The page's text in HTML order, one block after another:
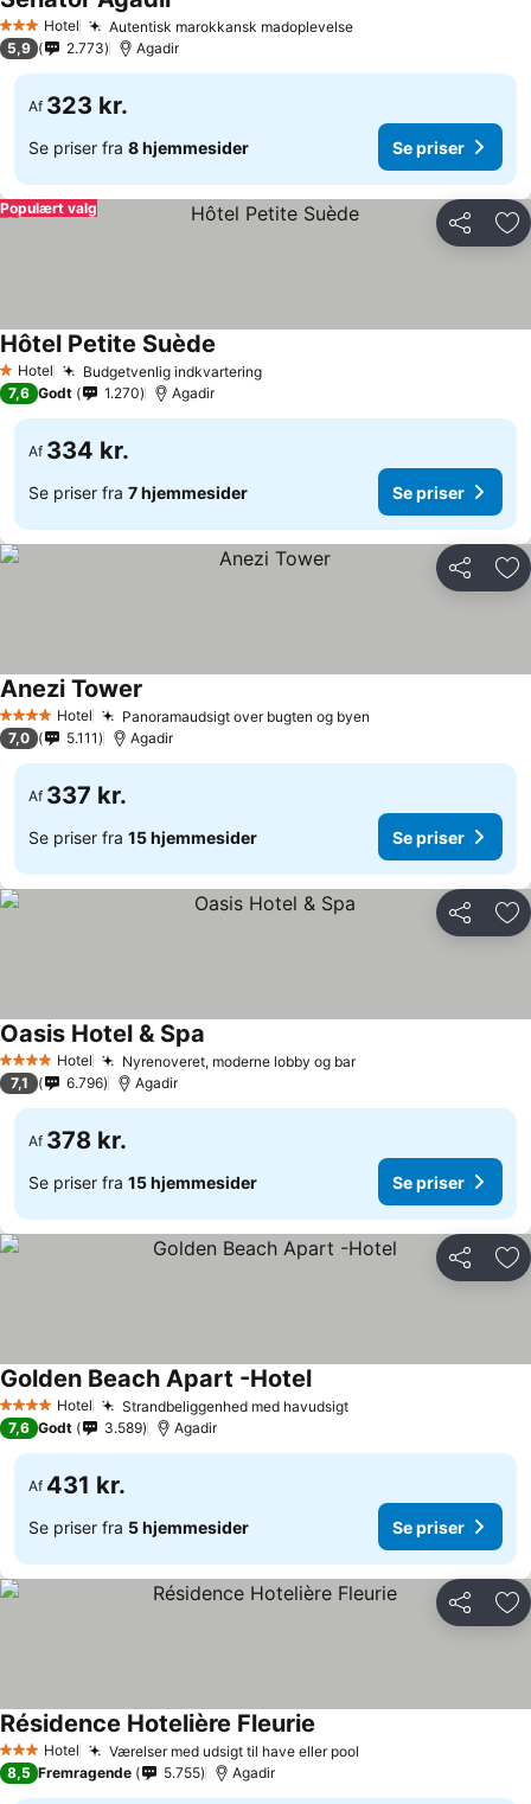
3 StjernerHotel Autentisk marokkansk madoplevelse
5,9 2.773 Agadir
Af 323 kr.
Se priser fra 8 hjemmesider Se priser
Del
Populært valg
1 Stjerner
Hotel Budgetvenlig indkvartering
Hôtel Petite Suède
7,6 Godt 1.270 Agadir
Af 334 kr.
Se priser fra 7 hjemmesider Se priser
Del
4 StjernerHotel Panoramaudsigt over bugten og byen
Anezi Tower
7,0 5.111 Agadir
Af 337 kr.
Se priser fra 15 hjemmesider Se priser
Del
4 StjernerHotel Nyrenoveret, moderne lobby og bar
Oasis Hotel & Spa
7,1 6.796 Agadir
Af 378 kr.
Se priser fra 15 hjemmesider Se priser
Del
4 StjernerHotel Strandbeliggenhed med havudsigt
Golden Beach Apart -Hotel
7,6 Godt 3.589 Agadir
Af 431 kr.
Se priser fra 5 hjemmesider Se priser
Del
3 StjernerHotel Værelser med udsigt til have eller pool
Résidence Hotelière Fleurie
8,5 Fremragende 5.755 Agadir